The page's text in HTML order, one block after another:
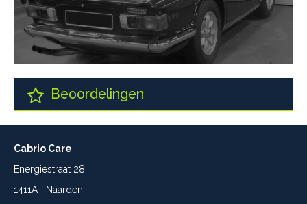
Beoordelingen
Cabrio Care
Energiestraat 28
1411AT Naarden